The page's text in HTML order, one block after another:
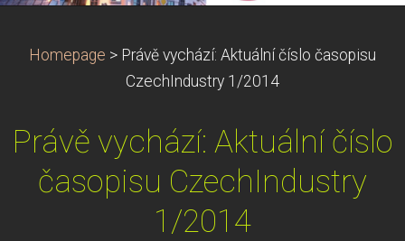
Homepage > Právě vychází: Aktuální číslo časopisu
CzechIndustry 1/2014
Právě vychází: Aktuální číslo
časopisu CzechIndustry
1/2014